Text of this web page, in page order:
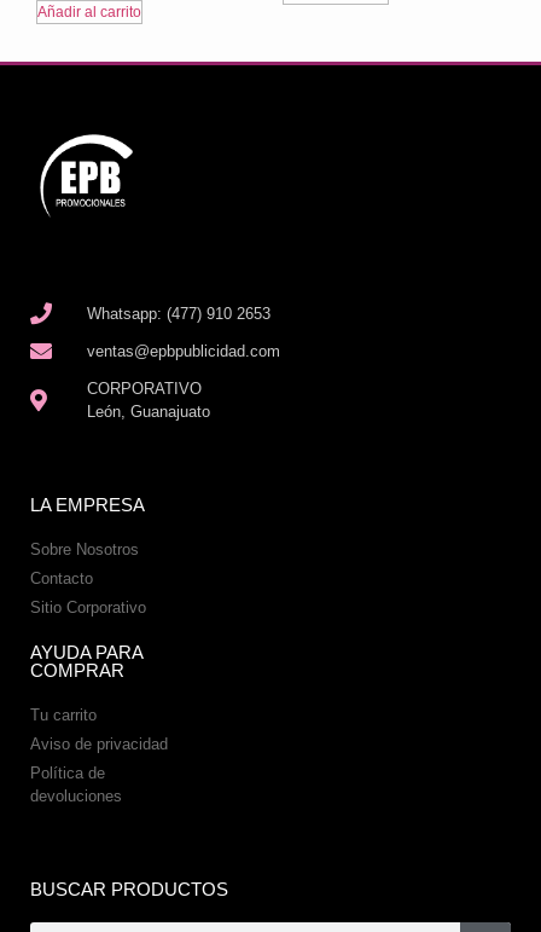
Añadir al carrito
Whatsapp: (477) 910 2653
ventas@epbpublicidad.com
CORPORATIVO
León, Guanajuato
LA EMPRESA
Sobre Nosotros
Contacto
Sitio Corporativo
AYUDA PARA
COMPRAR
Tu carrito
Aviso de privacidad
Política de
devoluciones
BUSCAR PRODUCTOS